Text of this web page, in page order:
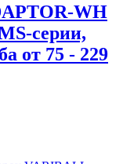
WH
серии,
от 75 - 229